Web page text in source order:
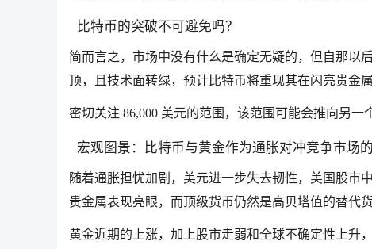
比特币的突破不可避免吗？
简而言之，市场中没有什么是确定无疑的，但自那以
顶，且技术面转绿，预计比特币将重现其在闪亮贵金
密切关注 86,000 美元的范围，该范围可能会推向另
宏观图景：比特币与黄金作为通胀对冲竞争市场
随着通胀担忧加剧，美元进一步失去韧性，美国股市
贵金属表现亮眼，而顶级货币仍然是高贝塔值的替代
黄金近期的上涨，加上股市走弱和全球不确定性上升